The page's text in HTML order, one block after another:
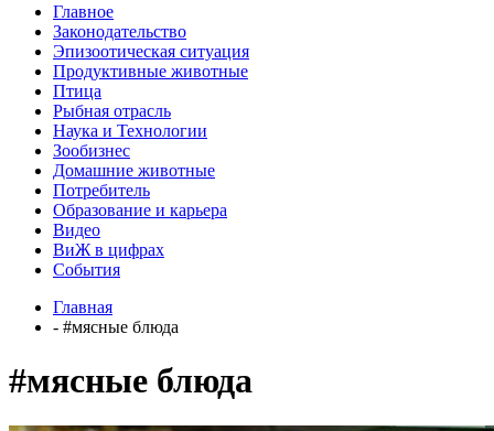
Главное
Законодательство
Эпизоотическая ситуация
Продуктивные животные
Птица
Рыбная отрасль
Наука и Технологии
Зообизнес
Домашние животные
Потребитель
Образование и карьера
Видео
ВиЖ в цифрах
События
Главная
- #мясные блюда
#мясные блюда